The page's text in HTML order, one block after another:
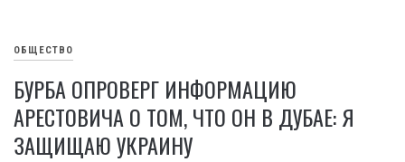
ОБЩЕСТВО
БУРБА ОПРОВЕРГ ИНФОРМАЦИЮ
АРЕСТОВИЧА О ТОМ, ЧТО ОН В ДУБАЕ: Я
ЗАЩИЩАЮ УКРАИНУ